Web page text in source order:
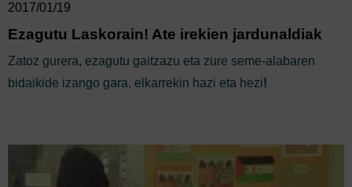
2017/01/19
Ezagutu Laskorain! Ate irekien jardunaldiak
Zatoz gurera, ezagutu gaitzazu eta zure seme-alabaren
bidaikide izango gara, elkarrekin hazi eta hezi!